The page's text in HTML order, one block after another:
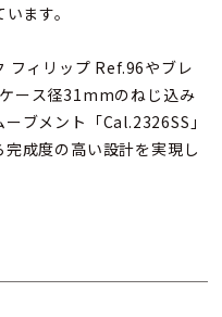
ます。
フィリップ Ref.96やブレ
ース径31mmのねじ込み
ブメント「Cal.2326SS」
成度の高い設計を実現し
えた複雑な3ピースケー
立。NAOYA HIDA & Co.